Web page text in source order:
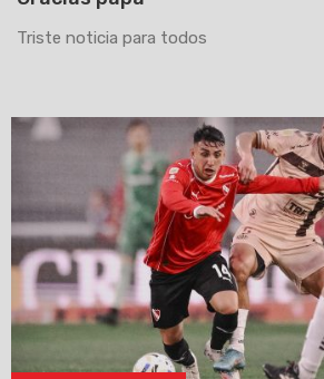
Triste noticia para todos